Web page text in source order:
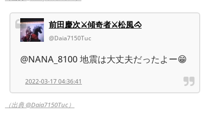
前田慶次⚔傾奇者⚔松風🐴
@Daia7150Tuc
@NANA_8100 地震は大丈夫だったよー😁
2022-03-17 04:36:41
（出典 @Daia7150Tuc）